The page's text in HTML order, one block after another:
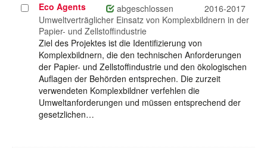
Projekt
auswählen
Eco Agents abgeschlossen
2016-2017
Umweltverträglicher Einsatz von Komplexbildnern in der
Papier- und Zellstoffindustrie
Ziel des Projektes ist die Identifizierung von
Komplexbildnern, die den technischen Anforderungen
der Papier- und Zellstoffindustrie und den ökologischen
Auflagen der Behörden entsprechen. Die zurzeit
verwendeten Komplexbildner verfehlen die
Umweltanforderungen und müssen entsprechend der
gesetzlichen…